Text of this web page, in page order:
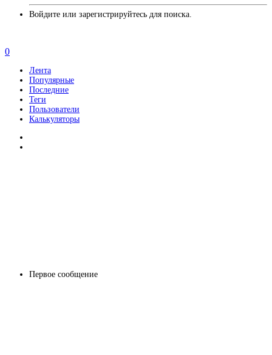
Войдите или зарегистрируйтесь для поиска.
Первое сообщение
0
Лента
Популярные
Последние
Теги
Пользователи
Калькуляторы